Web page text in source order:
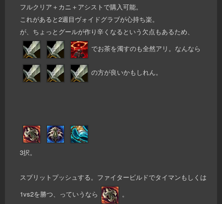
フルクリア＋カニ＋アシストで購入可能。
これがあると2週目ヴォイドグラブが心持ち楽。
が、ちょっとグールが作り辛くなるという欠点もあるため、
でお茶を濁すのも全然アリ。なんなら
の方が良いかもしれん。
3択。
スプリットプッシュする。ファイタービルドでタイマンもしくは
1vs2を勝つ、っていうなら
。